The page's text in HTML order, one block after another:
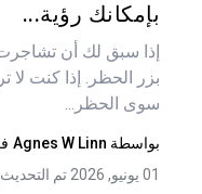
بإمكانك رؤية...
إذا سبق لك أن
بزر الحظر. إذا كنت
سوى الحظر...
بواسطة Agnes W Linn
01 يونيو, 2026 تم التحديث بتاريخ